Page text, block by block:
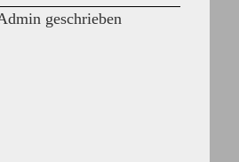
geschrieben